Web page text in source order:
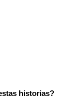
historias?